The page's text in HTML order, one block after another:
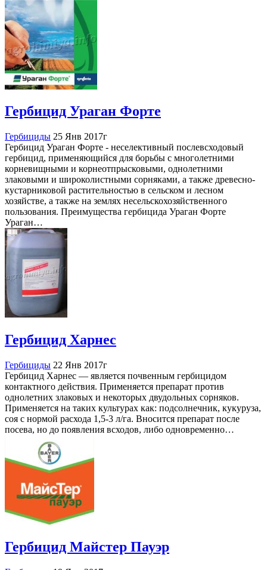
Гербицид Ураган Форте
Гербициды 25 Янв 2017г
Гербицид Ураган Форте - неселективный послевсходовый
гербицид, применяющийся для борьбы с многолетними
корневищными и корнеотпрысковыми, однолетними
злаковыми и широколистными сорняками, а также древесно-
кустарниковой растительностью в сельском и лесном
хозяйстве, а также на землях несельскохозяйственного
пользования. Преимущества гербицида Ураган Форте
Ураган…
Гербицид Харнес
Гербициды 22 Янв 2017г
Гербицид Харнес — является почвенным гербицидом
контактного действия. Применяется препарат против
однолетних злаковых и некоторых двудольных сорняков.
Применяется на таких культурах как: подсолнечник, кукуруза,
соя с нормой расхода 1,5-3 л/га. Вносится препарат после
посева, но до появления всходов, либо одновременно…
Гербицид Майстер Пауэр